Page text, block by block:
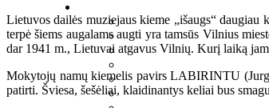
Lietuvos dailės muziejaus kieme „išaugs“
terpė šiems augalams augti yra tamsūs Vilnius
dar 1941 m., Lietuvai atgavus Vilnių. Kurį laiką
Mokytojų namų kiemelis pavirs LABIRINTU
patirti. Šviesa, šešėliai, klaidinantys keliai bus